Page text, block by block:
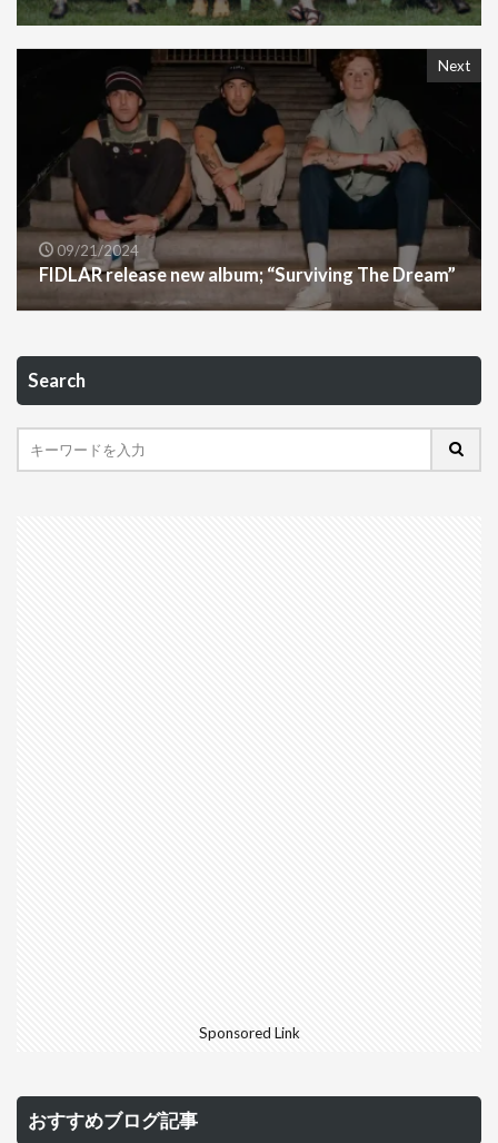
Next
09/21/2024
FIDLAR release new album; “Surviving The Dream”
Search
Sponsored Link
おすすめブログ記事